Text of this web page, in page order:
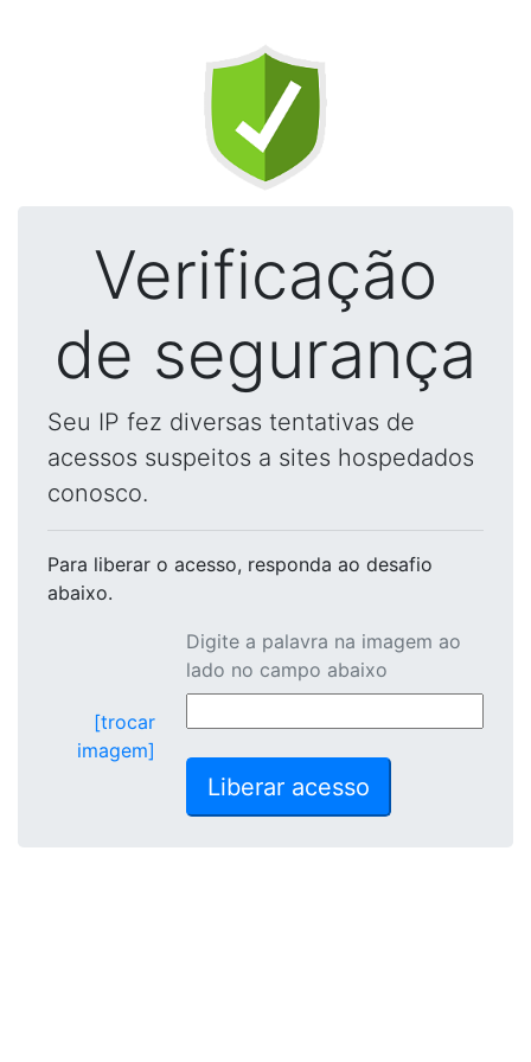
Verificação
de segurança
Seu IP fez diversas tentativas de
acessos suspeitos a sites hospedados
conosco.
Para liberar o acesso, responda ao desafio
abaixo.
[trocar
imagem]
Digite a palavra na imagem ao
lado no campo abaixo